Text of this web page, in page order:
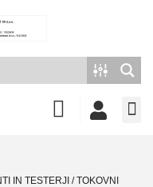
IN TESTERJI /TOKOVNI